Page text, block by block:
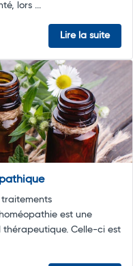
lors ...
Lire la suite
est une
Celle-ci est